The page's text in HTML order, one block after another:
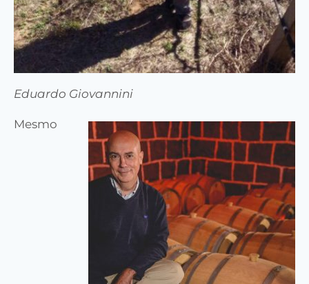
Eduardo Giovannini
Mesmo